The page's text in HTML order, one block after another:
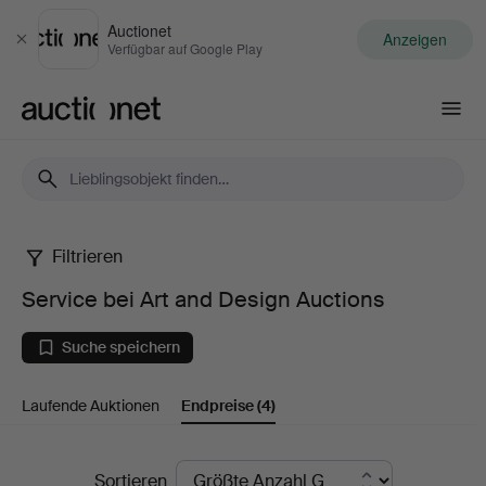
Schließen
Auctionet
Verfügbar auf Google Play Anzeigen
Service
bei
Art
and
Filtrieren
Service bei Art and Design Auctions
Suche speichern
Laufende Auktionen Endpreise(4)
EndpreiseSortieren